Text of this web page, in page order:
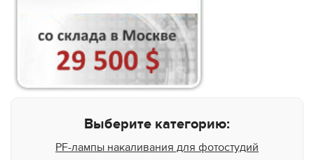
Выберите категорию:
PF-лампы накаливания для фотостудий